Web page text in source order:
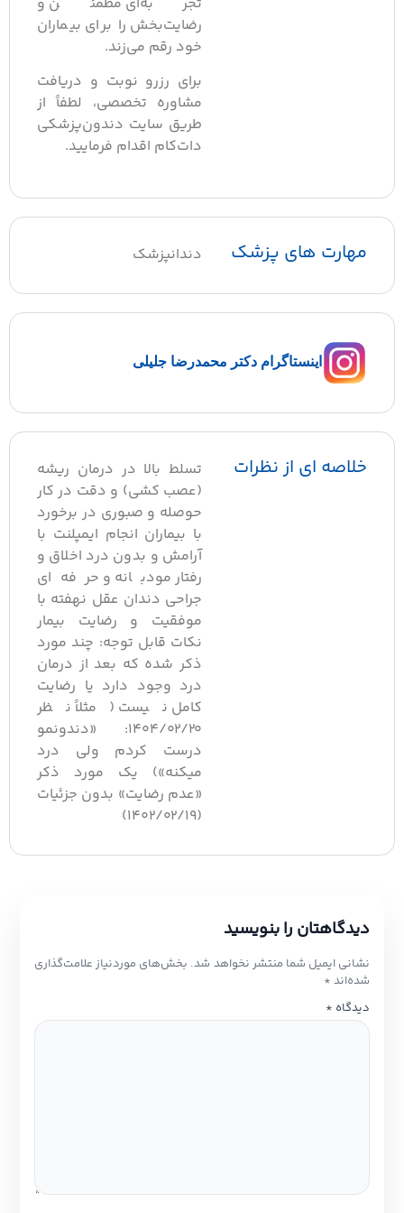
رضایت‌بخش را برای بیماران
خود رقم می‌زند.
برای رزرو نوبت و دریافت
مشاوره تخصصی، لطفاً از
طریق سایت دندون‌پزشکی
دات‌کام اقدام فرمایید.
مهارت های پزشک دندانپزشک
اینستاگرام دکتر محمدرضا جلیلی
خلاصه ای از نظرات
تسلط بالا در درمان ریشه
(عصب کشی) و دقت در کار
حوصله و صبوری در برخورد
با بیماران انجام ایمپلنت با
آرامش و بدون درد اخلاق و
رفتار مودبانه و حرفه‌ای
جراحی دندان عقل نهفته با
موفقیت و رضایت بیمار
نکات قابل توجه: چند مورد
ذکر شده که بعد از درمان
درد وجود دارد یا رضایت
کامل نیست (مثلاً نظر
۱۴۰۴/۰۲/۲۰: «دندونمو
درست کردم ولی درد
میکنه») یک مورد ذکر
«عدم رضایت» بدون جزئیات
را بنویسید
ایمیل شما منتشر نخواهد شد. بخش‌های موردنیاز علامت‌گذاری
*
*